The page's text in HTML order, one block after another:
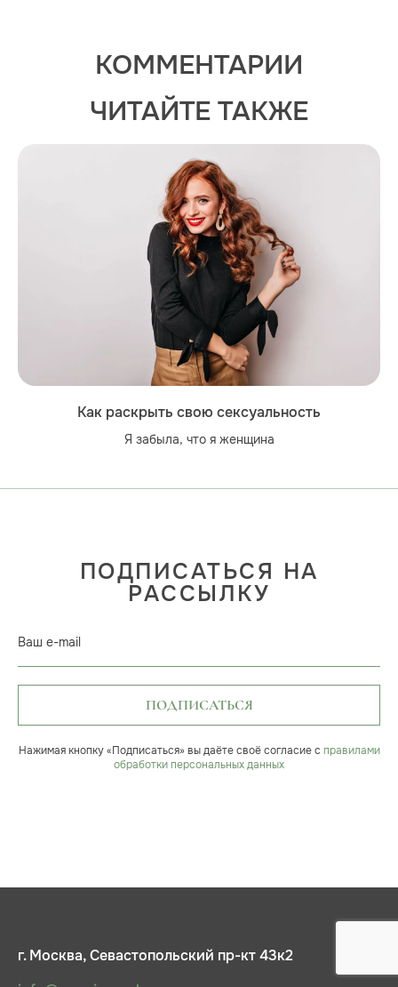
КОММЕНТАРИИ
ЧИТАЙТЕ ТАКЖЕ
Как раскрыть свою сексуальность
Я забыла, что я женщина
ПОДПИСАТЬСЯ НА
РАССЫЛКУ
Ваш e-mail
ПОДПИСАТЬСЯ
Нажимая кнопку «Подписаться» вы даёте своё согласие с правилами
обработки персональных данных
г. Москва, Севастопольский пр-кт 43к2